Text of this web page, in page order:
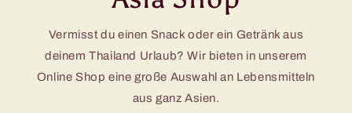
Vermisst du einen Snack oder ein Getränk aus
deinem Thailand Urlaub? Wir bieten in unserem
Online Shop eine große Auswahl an Lebensmitteln
aus ganz Asien.